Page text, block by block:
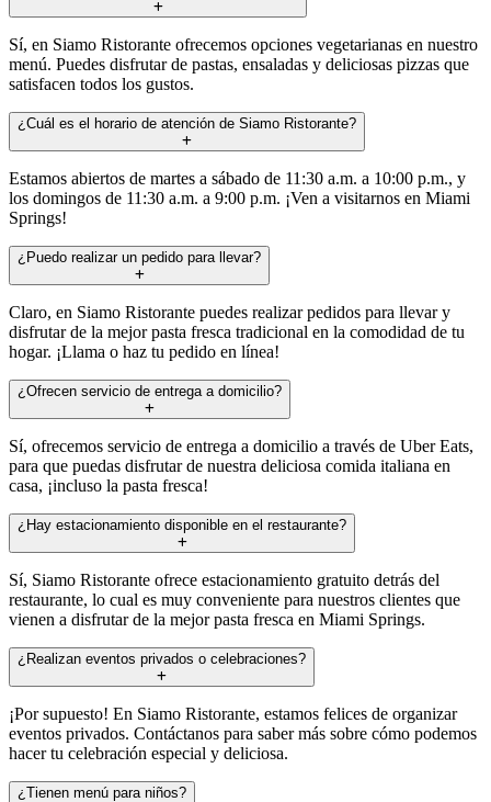
Sí, en Siamo Ristorante ofrecemos opciones vegetarianas en nuestro
menú. Puedes disfrutar de pastas, ensaladas y deliciosas pizzas que
satisfacen todos los gustos.
¿Cuál es el horario de atención de Siamo Ristorante?
Estamos abiertos de martes a sábado de 11:30 a.m. a 10:00 p.m., y
los domingos de 11:30 a.m. a 9:00 p.m. ¡Ven a visitarnos en Miami
Springs!
¿Puedo realizar un pedido para llevar?
Claro, en Siamo Ristorante puedes realizar pedidos para llevar y
disfrutar de la mejor pasta fresca tradicional en la comodidad de tu
hogar. ¡Llama o haz tu pedido en línea!
¿Ofrecen servicio de entrega a domicilio?
Sí, ofrecemos servicio de entrega a domicilio a través de Uber Eats,
para que puedas disfrutar de nuestra deliciosa comida italiana en
casa, ¡incluso la pasta fresca!
¿Hay estacionamiento disponible en el restaurante?
Sí, Siamo Ristorante ofrece estacionamiento gratuito detrás del
restaurante, lo cual es muy conveniente para nuestros clientes que
vienen a disfrutar de la mejor pasta fresca en Miami Springs.
¿Realizan eventos privados o celebraciones?
¡Por supuesto! En Siamo Ristorante, estamos felices de organizar
eventos privados. Contáctanos para saber más sobre cómo podemos
hacer tu celebración especial y deliciosa.
¿Tienen menú para niños?